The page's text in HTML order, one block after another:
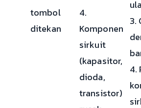
tombol
ditekan
4.
Komponen
sirkuit
(kapasitor,
dioda,
transistor)
3.
4.